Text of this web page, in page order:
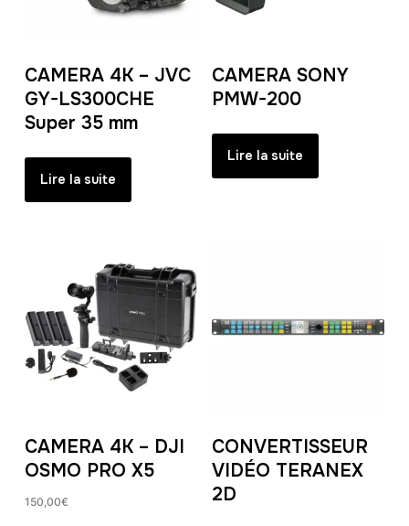
CAMERA 4K – JVC
GY-LS300CHE
Super 35 mm
Lire la suite
CAMERA SONY
PMW-200
Lire la suite
CAMERA 4K – DJI
OSMO PRO X5
150,00€
CONVERTISSEUR
VIDÉO TERANEX
2D